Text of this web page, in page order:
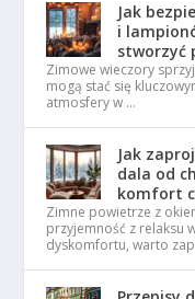
Jak
i
stworzyć
Zimowe wieczory
mogą stać się
atmosfery w …
Jak
dala od
komfort
Zimne powietrze z
przyjemność z relaksu
dyskomfortu, warto